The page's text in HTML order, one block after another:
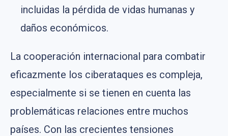
incluidas la pérdida de vidas humanas y
daños económicos.
La cooperación internacional para combatir
eficazmente los ciberataques es compleja,
especialmente si se tienen en cuenta las
problemáticas relaciones entre muchos
países. Con las crecientes tensiones